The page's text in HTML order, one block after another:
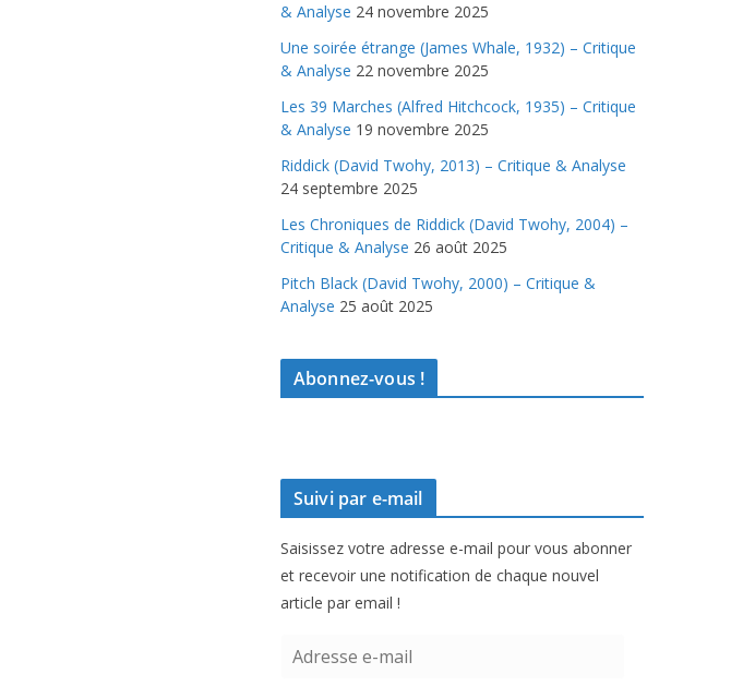
& Analyse 24 novembre 2025
Une soirée étrange (James Whale, 1932) – Critique
& Analyse 22 novembre 2025
Les 39 Marches (Alfred Hitchcock, 1935) – Critique
& Analyse 19 novembre 2025
Riddick (David Twohy, 2013) – Critique & Analyse
24 septembre 2025
Les Chroniques de Riddick (David Twohy, 2004) –
Critique & Analyse 26 août 2025
Pitch Black (David Twohy, 2000) – Critique &
Analyse 25 août 2025
Abonnez-vous !
Suivi par e-mail
Saisissez votre adresse e-mail pour vous abonner
et recevoir une notification de chaque nouvel
article par email !